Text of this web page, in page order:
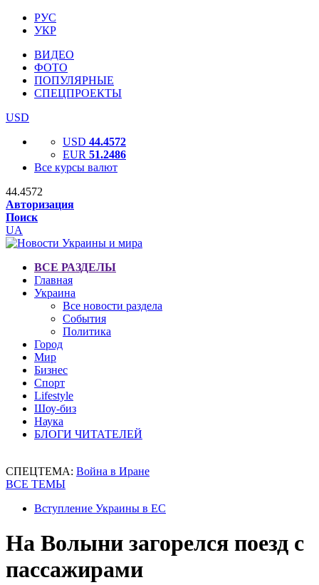
РУС
УКР
ВИДЕО
ФОТО
ПОПУЛЯРНЫЕ
СПЕЦПРОЕКТЫ
USD
USD 44.4572
EUR 51.2486
Все курсы валют
44.4572
Авторизация
Поиск
UA
ВСЕ РАЗДЕЛЫ
Главная
Украина
Все новости раздела
События
Политика
Город
Мир
Бизнес
Спорт
Lifestyle
Шоу-биз
Наука
БЛОГИ ЧИТАТЕЛЕЙ
СПЕЦТЕМА: Война в Иране
ВСЕ ТЕМЫ
Вступление Украины в ЕС
На Волыни загорелся поезд с
пассажирами